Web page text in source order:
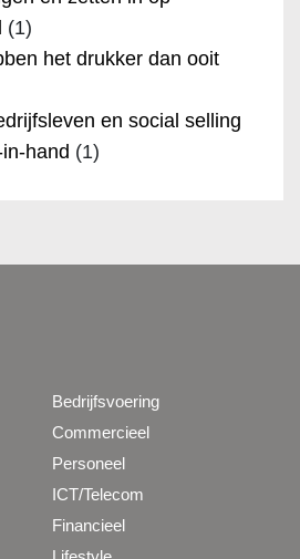
(1)
het drukker dan ooit
en social selling
hand (1)
Bedrijfsvoering
Commercieel
Personeel
ICT/Telecom
Financieel